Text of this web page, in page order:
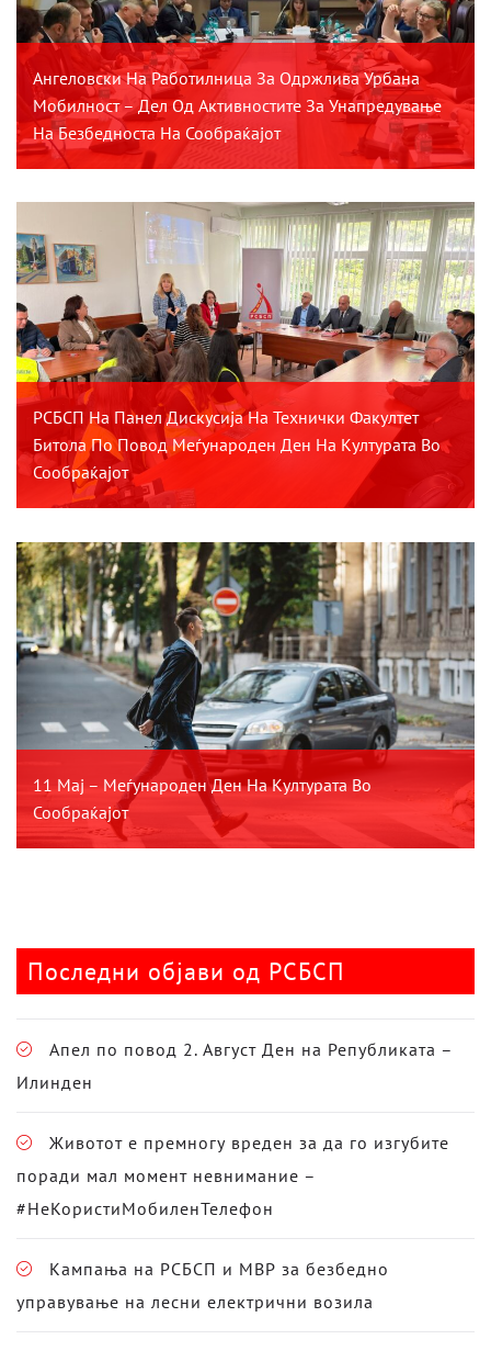
Ангеловски На Работилница За Одржлива Урбана
Мобилност – Дел Од Активностите За Унапредување
На Безбедноста На Сообраќајот
РСБСП На Панел Дискусија На Технички Факултет
Битола По Повод Меѓународен Ден На Културата Во
Сообраќајот
11 Мај – Меѓународен Ден На Културата Во
Сообраќајот
Последни објави од РСБСП
Апел по повод 2. Август Ден на Републиката –
Илинден
Животот е премногу вреден за да го изгубите
поради мал момент невнимание –
#НеКористиМобиленТелефон
Кампања на РСБСП и МВР за безбедно
управување на лесни електрични возила